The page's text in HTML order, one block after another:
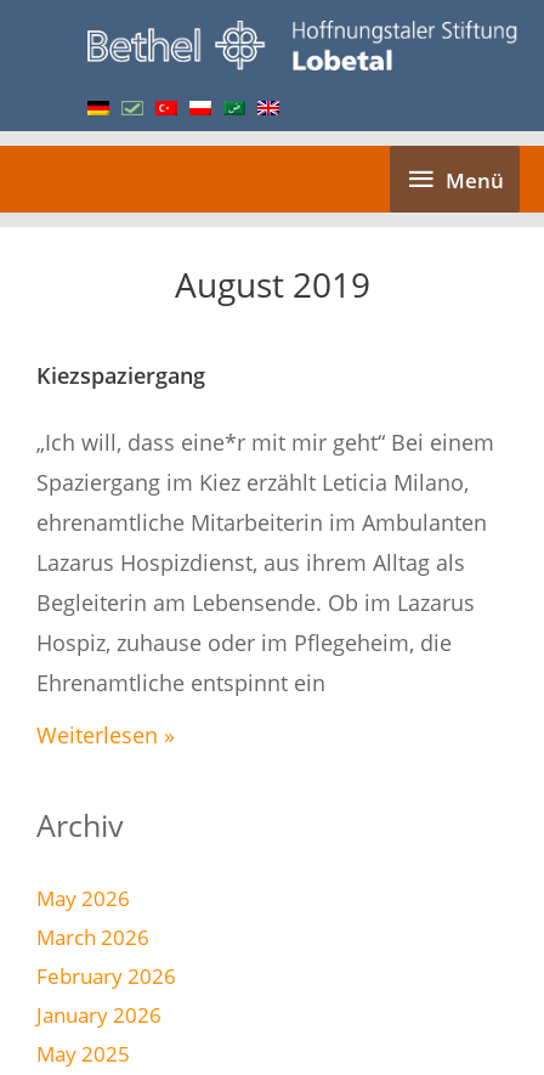
Menü
Menü
August 2019
Kiezspaziergang
„Ich will, dass eine*r mit mir geht“ Bei einem
Spaziergang im Kiez erzählt Leticia Milano,
ehrenamtliche Mitarbeiterin im Ambulanten
Lazarus Hospizdienst, aus ihrem Alltag als
Begleiterin am Lebensende. Ob im Lazarus
Hospiz, zuhause oder im Pflegeheim, die
Ehrenamtliche entspinnt ein
Weiterlesen »
Archiv
May 2026
March 2026
February 2026
January 2026
May 2025